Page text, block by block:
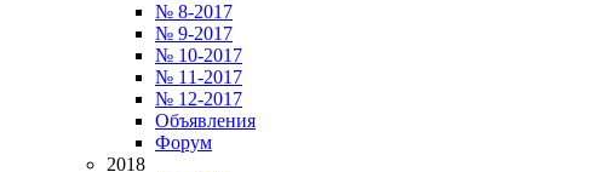
№ 8-2017
№ 9-2017
№ 10-2017
№ 11-2017
№ 12-2017
Объявления
Форум
2018